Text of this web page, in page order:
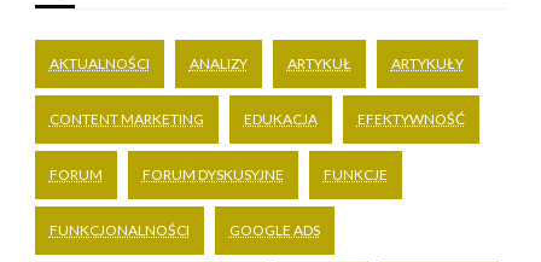
AKTUALNOŚCI ANALIZY ARTYKUŁ ARTYKUŁY
CONTENT MARKETING EDUKACJA EFEKTYWNOŚĆ
FORUM FORUM DYSKUSYJNE FUNKCJE
FUNKCJONALNOŚCI GOOGLE ADS